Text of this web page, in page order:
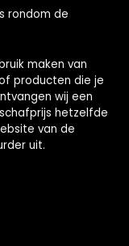
rondom de
maken van
producten die je
wij een
hetzelfde
van de
uit.